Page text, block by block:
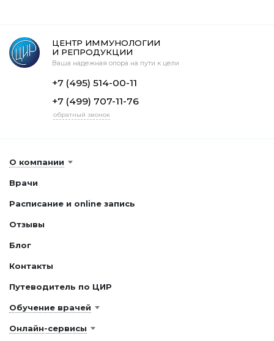
ЦЕНТР ИММУНОЛОГИИ
И РЕПРОДУКЦИИ
Ваша надежная опора на пути к цели
+7 (495) 514-00-11
+7 (499) 707-11-76
обратный звонок
О компании
Врачи
Расписание и online запись
Отзывы
Блог
Контакты
Путеводитель по ЦИР
Обучение врачей
Онлайн-сервисы